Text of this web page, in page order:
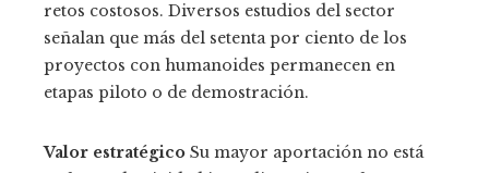
retos costosos. Diversos estudios del sector
señalan que más del setenta por ciento de los
proyectos con humanoides permanecen en
etapas piloto o de demostración.
Valor estratégico Su mayor aportación no está